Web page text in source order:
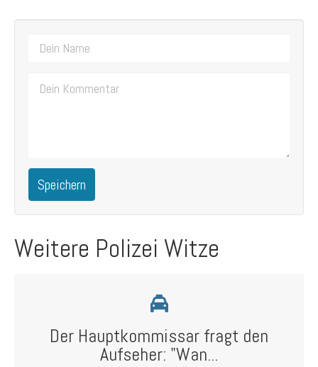
Speichern
Weitere Polizei Witze
Der Hauptkommissar fragt den
Aufseher: "Wan...